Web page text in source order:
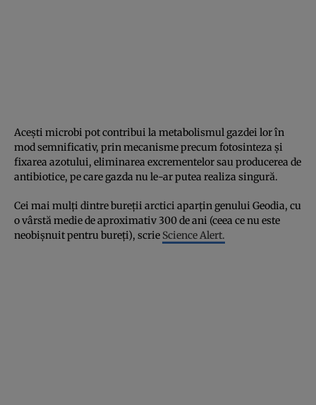
Acești microbi pot contribui la metabolismul gazdei lor în
mod semnificativ, prin mecanisme precum fotosinteza și
fixarea azotului, eliminarea excrementelor sau producerea de
antibiotice, pe care gazda nu le-ar putea realiza singură.
Cei mai mulți dintre bureții arctici aparțin genului Geodia, cu
o vârstă medie de aproximativ 300 de ani (ceea ce nu este
neobișnuit pentru bureți), scrie Science Alert.